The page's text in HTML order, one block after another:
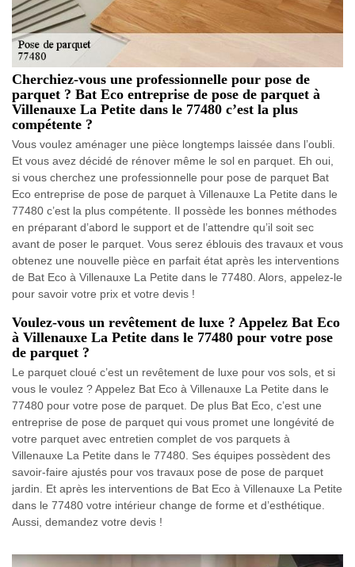
Cherchiez-vous une professionnelle pour pose de
parquet ? Bat Eco entreprise de pose de parquet à
Villenauxe La Petite dans le 77480 c’est la plus
compétente ?
Vous voulez aménager une pièce longtemps laissée dans l’oubli.
Et vous avez décidé de rénover même le sol en parquet. Eh oui,
si vous cherchez une professionnelle pour pose de parquet Bat
Eco entreprise de pose de parquet à Villenauxe La Petite dans le
77480 c’est la plus compétente. Il possède les bonnes méthodes
en préparant d’abord le support et de l’attendre qu’il soit sec
avant de poser le parquet. Vous serez éblouis des travaux et vous
obtenez une nouvelle pièce en parfait état après les interventions
de Bat Eco à Villenauxe La Petite dans le 77480. Alors, appelez-le
pour savoir votre prix et votre devis !
Voulez-vous un revêtement de luxe ? Appelez Bat Eco
à Villenauxe La Petite dans le 77480 pour votre pose
de parquet ?
Le parquet cloué c’est un revêtement de luxe pour vos sols, et si
vous le voulez ? Appelez Bat Eco à Villenauxe La Petite dans le
77480 pour votre pose de parquet. De plus Bat Eco, c’est une
entreprise de pose de parquet qui vous promet une longévité de
votre parquet avec entretien complet de vos parquets à
Villenauxe La Petite dans le 77480. Ses équipes possèdent des
savoir-faire ajustés pour vos travaux pose de pose de parquet
jardin. Et après les interventions de Bat Eco à Villenauxe La Petite
dans le 77480 votre intérieur change de forme et d’esthétique.
Aussi, demandez votre devis !